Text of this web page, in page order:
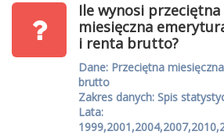
Ile wynosi przeciętna
miesięczna
i renta brutto?
Dane: Przeciętna
brutto
Zakres danych: Spis
Lata: